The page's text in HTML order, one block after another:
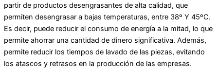
partir de productos desengrasantes de alta calidad, que
permiten desengrasar a bajas temperaturas, entre 38º Y 45ºC.
Es decir, puede reducir el consumo de energía a la mitad, lo que
permite ahorrar una cantidad de dinero significativa. Además,
permite reducir los tiempos de lavado de las piezas, evitando
los atascos y retrasos en la producción de las empresas.